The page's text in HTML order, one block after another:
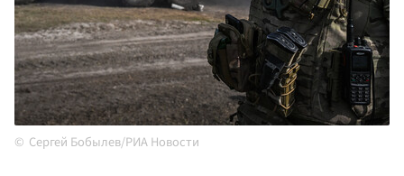
Сергей Бобылев/РИА Новости